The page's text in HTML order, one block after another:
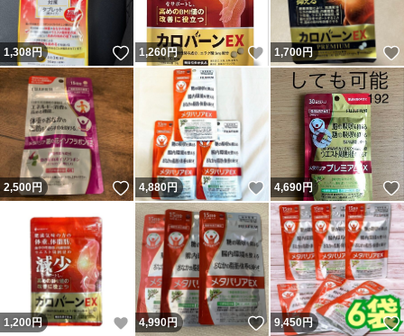
1,308円 いいね！
1,260円 いいね！
1,700円
2,500円 いいね！
4,880円 いいね！
4,690円
1,200円 いいね！
4,990円 いいね！
9,450円